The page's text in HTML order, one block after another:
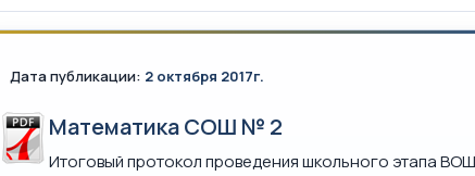
Дата публикации: 2 октября 2017г.
Математика СОШ № 2
Итоговый протокол проведения школьного этапа ВОШ